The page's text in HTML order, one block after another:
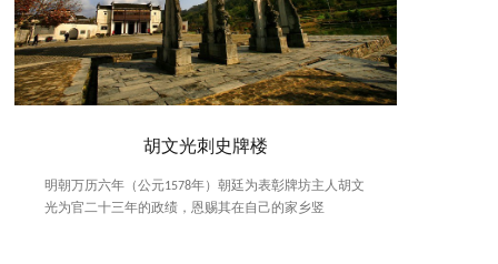
胡文光刺史牌楼
明朝万历六年（公元1578年）朝廷为表彰牌坊主人胡文
光为官二十三年的政绩，恩赐其在自己的家乡竖